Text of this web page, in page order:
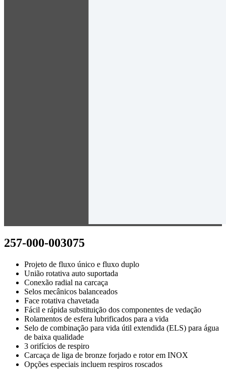
257-000-003075
Projeto de fluxo único e fluxo duplo
União rotativa auto suportada
Conexão radial na carcaça
Selos mecânicos balanceados
Face rotativa chavetada
Fácil e rápida substituição dos componentes de vedação
Rolamentos de esfera lubrificados para a vida
Selo de combinação para vida útil extendida (ELS) para água
de baixa qualidade
3 orifícios de respiro
Carcaça de liga de bronze forjado e rotor em INOX
Opções especiais incluem respiros roscados